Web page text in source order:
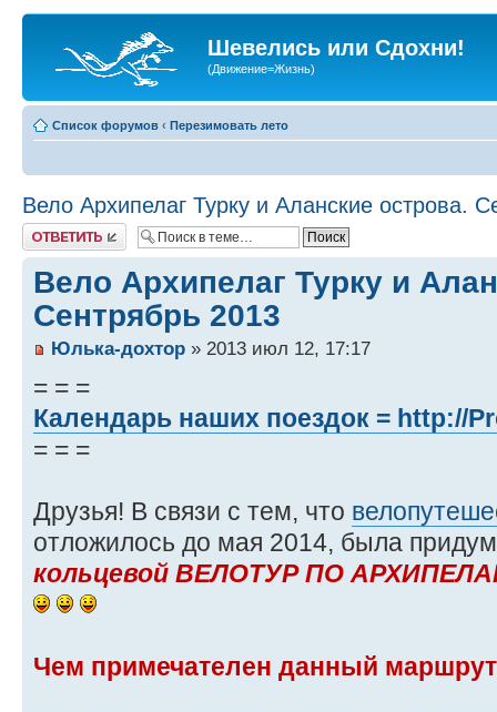
Шевелись или Сдохни!
(Движение=Жизнь)
Список форумов ‹ Перезимовать лето
Вело Архипелаг Турку и Аланские острова.
Ответить
Вело Архипелаг Турку и
Сентрябрь 2013
Юлька-дохтор » 2013 июл 12, 17:17
= = =
Календарь наших поездок = http://
= = =
Друзья! В связи с тем, что
отложилось до мая 2014, была
кольцевой ВЕЛОТУР ПО
Чем примечателен данный